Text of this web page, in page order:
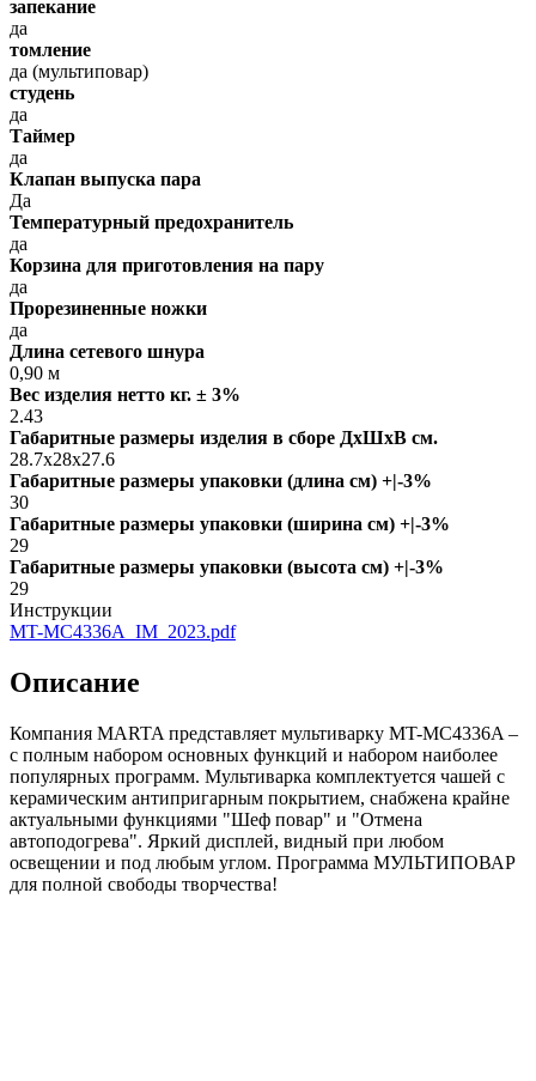
запекание
да
томление
да (мультиповар)
студень
да
Таймер
да
Клапан выпуска пара
Да
Температурный предохранитель
да
Корзина для приготовления на пару
да
Прорезиненные ножки
да
Длина сетевого шнура
0,90 м
Вес изделия нетто кг. ± 3%
2.43
Габаритные размеры изделия в сборе ДxШxВ см.
28.7x28x27.6
Габаритные размеры упаковки (длина см) +|-3%
30
Габаритные размеры упаковки (ширина см) +|-3%
29
Габаритные размеры упаковки (высота см) +|-3%
29
Инструкции
MT-MC4336A_IM_2023.pdf
Описание
Компания MARTA представляет мультиварку MT-MC4336A –
с полным набором основных функций и набором наиболее
популярных программ. Мультиварка комплектуется чашей с
керамическим антипригарным покрытием, снабжена крайне
актуальными функциями "Шеф повар" и "Отмена
автоподогрева". Яркий дисплей, видный при любом
освещении и под любым углом. Программа МУЛЬТИПОВАР
для полной свободы творчества!